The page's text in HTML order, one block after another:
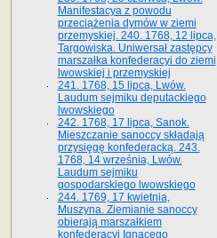
Manifestacya z powodu
przeciążenia dymów w ziemi
przemyskiej. 240. 1768, 12 lipca,
Targowiska. Uniwersał zastępcy
marszałka konfederacyi do ziemi
lwowskiej i przemyskiej
241. 1768, 15 lipca, Lwów.
Laudum sejmiku deputackiego
lwowskiego
242. 1768, 17 lipca, Sanok.
Mieszczanie sanoccy składają
przysięgę konfederacką. 243.
1768, 14 września, Lwów.
Laudum sejmiku
gospodarskiego lwowskiego
244. 1769, 17 kwietnia,
Muszyna. Ziemianie sanoccy
obierają marszałkiem
konfederacyi Ignacego